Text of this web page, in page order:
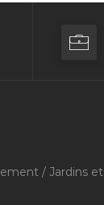
/ Jardins et